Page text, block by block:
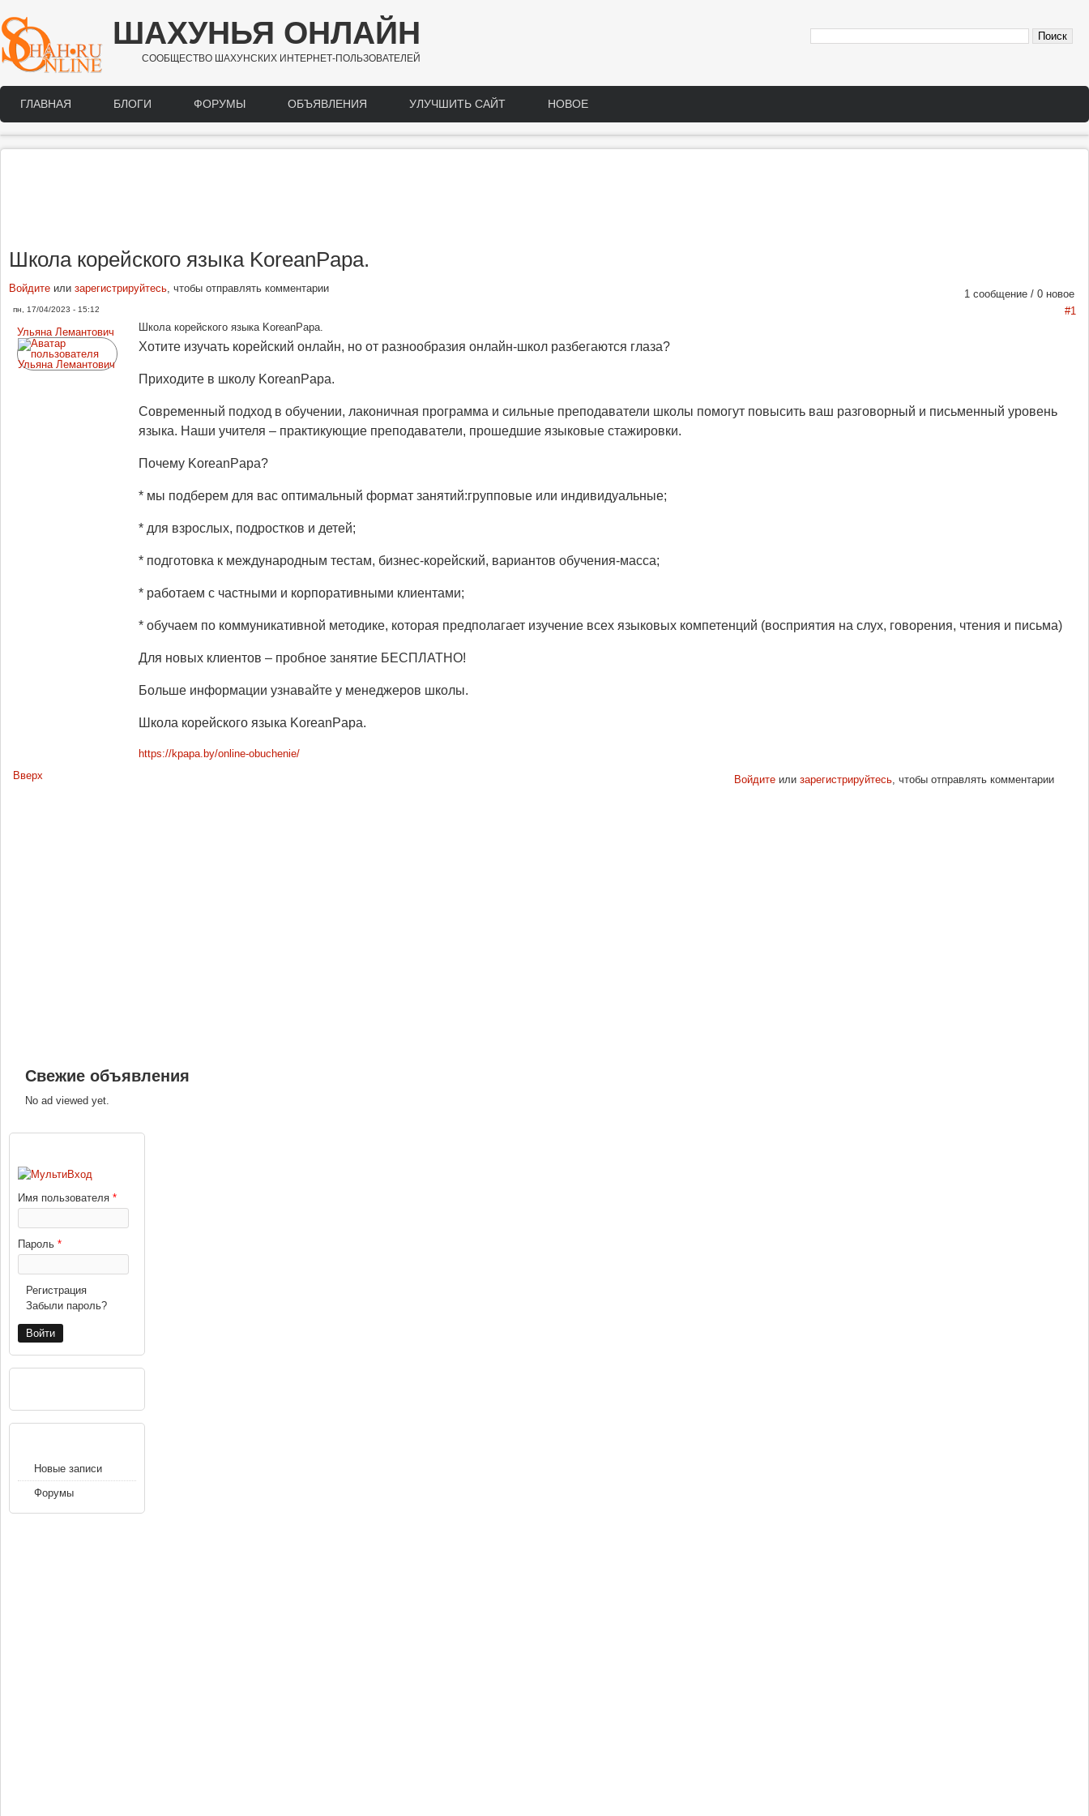
Перейти к основному содержаниюШАХУНЬЯ ОНЛАЙН
СООБЩЕСТВО ШАХУНСКИХ ИНТЕРНЕТ-ПОЛЬЗОВАТЕЛЕЙ
Main menu
ГЛАВНАЯ БЛОГИ ФОРУМЫ ОБЪЯВЛЕНИЯ УЛУЧШИТЬ САЙТ НОВОЕ
Школа корейского языка KoreanPapa.
1 сообщение / 0 новое
Войдите или зарегистрируйтесь, чтобы отправлять комментарии
пн, 17/04/2023 - 15:12
#1
Ульяна Лемантович
Школа корейского языка KoreanPapa.
Хотите изучать корейский онлайн, но от разнообразия онлайн-школ разбегаются глаза?
Приходите в школу KoreanPapa.
Современный подход в обучении, лаконичная программа и сильные преподаватели школы помогут повысить ваш разговорный и письменный уровень
языка. Наши учителя – практикующие преподаватели, прошедшие языковые стажировки.
Почему KoreanPapa?
* мы подберем для вас оптимальный формат занятий:групповые или индивидуальные;
* для взрослых, подростков и детей;
* подготовка к международным тестам, бизнес-корейский, вариантов обучения-масса;
* работаем с частными и корпоративными клиентами;
* обучаем по коммуникативной методике, которая предполагает изучение всех языковых компетенций (восприятия на слух, говорения, чтения и письма)
Для новых клиентов – пробное занятие БЕСПЛАТНО!
Больше информации узнавайте у менеджеров школы.
Школа корейского языка KoreanPapa.
https://kpapa.by/online-obuchenie/
Вверх
Войдитеили зарегистрируйтесь, чтобы отправлять комментарии
Свежие объявления
No ad viewed yet.
Имя пользователя *
Пароль *
Регистрация
Забыли пароль?
Новые записи
Форумы